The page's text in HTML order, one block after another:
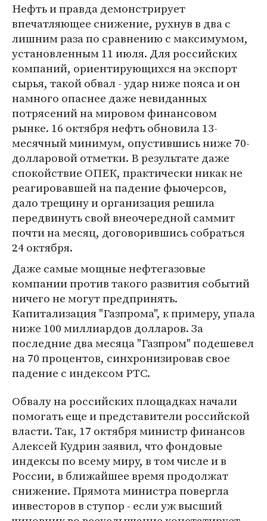
Нефть и правда демонстрирует
впечатляющее снижение, рухнув в два с
лишним раза по сравнению с максимумом,
установленным 11 июля. Для российских
компаний, ориентирующихся на экспорт
сырья, такой обвал - удар ниже пояса и он
намного опаснее даже невиданных
потрясений на мировом финансовом
рынке. 16 октября нефть обновила 13-
месячный минимум, опустившись ниже 70-
долларовой отметки. В результате даже
спокойствие ОПЕК, практически никак не
реагировавшей на падение фьючерсов,
дало трещину и организация решила
передвинуть свой внеочередной саммит
почти на месяц, договорившись собраться
24 октября.
Даже самые мощные нефтегазовые
компании против такого развития событий
ничего не могут предпринять.
Капитализация "Газпрома", к примеру, упала
ниже 100 миллиардов долларов. За
последние два месяца "Газпром" подешевел
на 70 процентов, синхронизировав свое
падение с индексом РТС.
Обвалу на российских площадках начали
помогать еще и представители российской
власти. Так, 17 октября министр финансов
Алексей Кудрин заявил, что фондовые
индексы по всему миру, в том числе и в
России, в ближайшее время продолжат
снижение. Прямота министра повергла
инвесторов в ступор - если уж высший